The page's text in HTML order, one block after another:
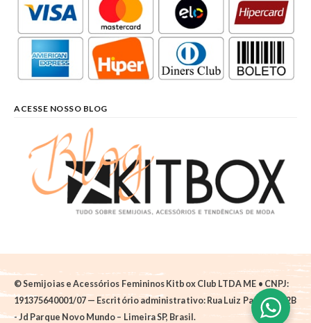
ACESSE NOSSO BLOG
© Semijoias e Acessórios Femininos Kitbox Club LTDA ME • CNPJ:
191375640001/07 — Escritório administrativo: Rua Luiz Pantano, 62B
- Jd Parque Novo Mundo – Limeira SP, Brasil.